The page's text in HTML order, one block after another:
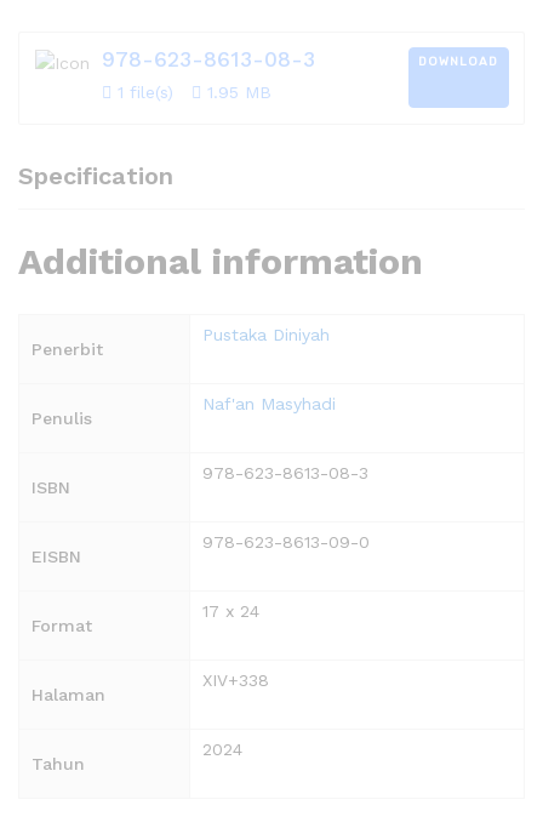
978-623-8613-08-3
1 file(s) 1.95 MB
DOWNLOAD
Specification
Additional information
Penerbit
Pustaka Diniyah
Penulis
Naf'an Masyhadi
ISBN
978-623-8613-08-3
EISBN
978-623-8613-09-0
Format
17 x 24
Halaman
XIV+338
Tahun
2024